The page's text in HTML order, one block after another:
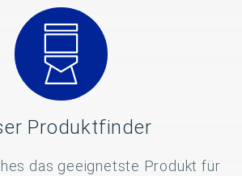
Produktfinder
das geeignetste Produkt für